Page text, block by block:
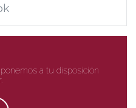
a tu disposición